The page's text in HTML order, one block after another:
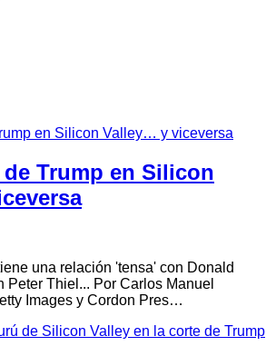
Trump en Silicon
una relación 'tensa' con Donald
Peter Thiel... Por Carlos Manuel
Images y Cordon Pres…